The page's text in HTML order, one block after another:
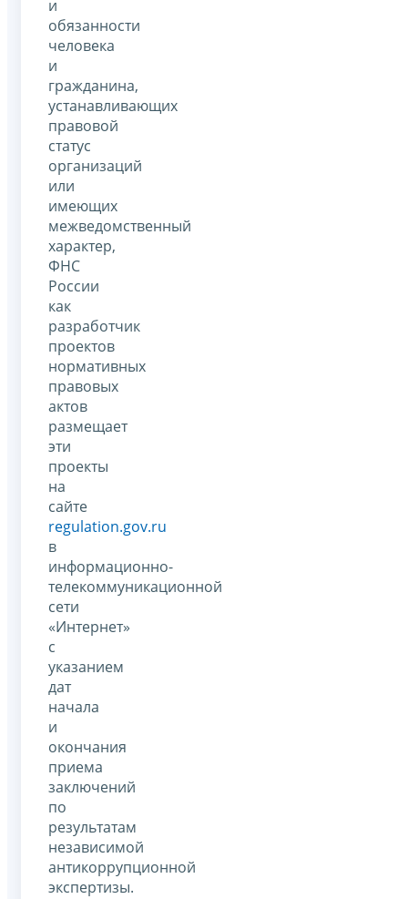
и
обязанности
человека
и
гражданина,
устанавливающих
правовой
статус
организаций
или
имеющих
межведомственный
характер,
ФНС
России
как
разработчик
проектов
нормативных
правовых
актов
размещает
эти
проекты
на
сайте
regulation.gov.ru
в
информационно-
телекоммуникационной
сети
«Интернет»
с
указанием
дат
начала
и
окончания
приема
заключений
по
результатам
независимой
антикоррупционной
экспертизы.